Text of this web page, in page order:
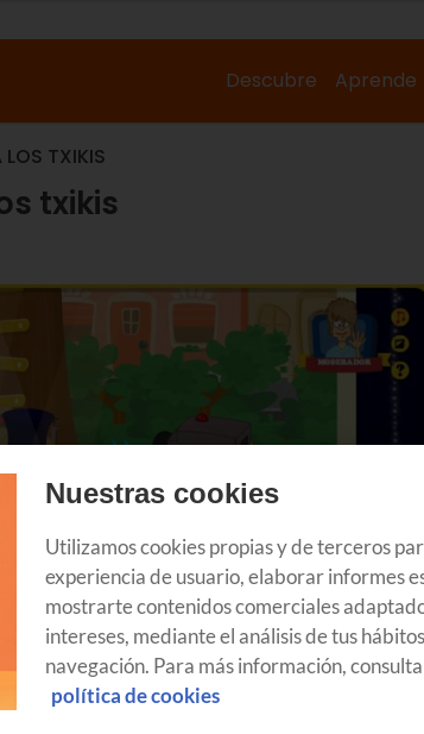
Descubre Aprende
LOS TXIKIS
txikis
Nuestras cookies
Utilizamos cookies propias y de terceros
experiencia de usuario, elaborar informes
mostrarte contenidos comerciales
intereses, mediante el análisis de tus
navegación. Para más información,
política de cookies